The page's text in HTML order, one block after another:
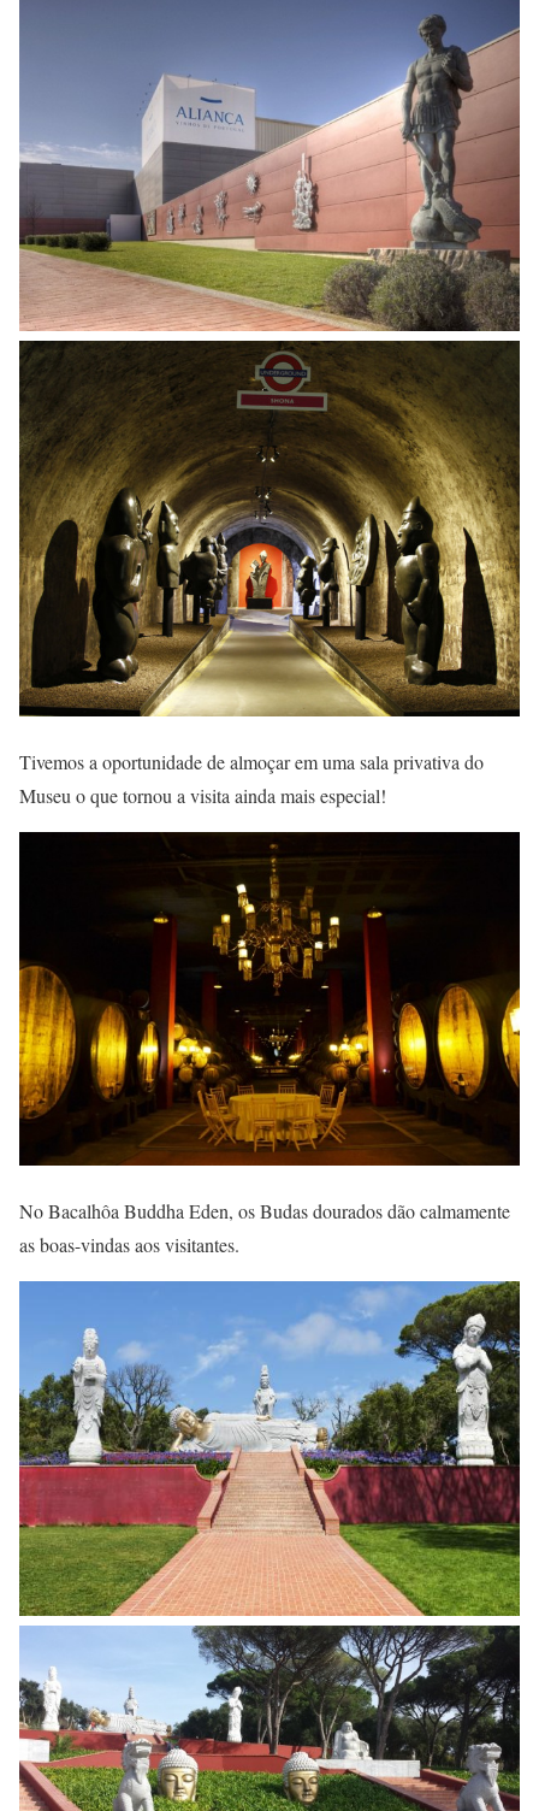
Tivemos a oportunidade de almoçar em uma sala privativa do
Museu o que tornou a visita ainda mais especial!
No Bacalhôa Buddha Eden, os Budas dourados dão calmamente
as boas-vindas aos visitantes.